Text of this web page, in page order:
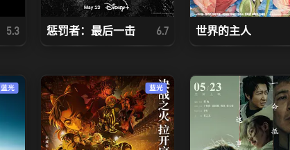
5.3 惩罚者：最后一击 6.7 世界的主人
蓝光 蓝光